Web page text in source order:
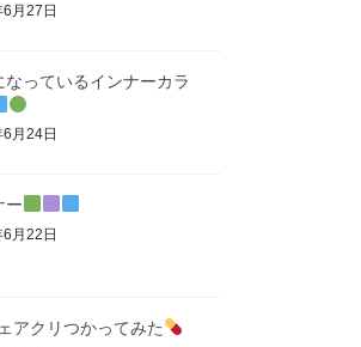
月27日
なっているインナーカラ
月24日
ー
月22日
アクリつかってみた